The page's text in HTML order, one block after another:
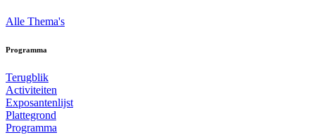
Alle Thema's
Programma
Terugblik
Activiteiten
Exposantenlijst
Plattegrond
Programma